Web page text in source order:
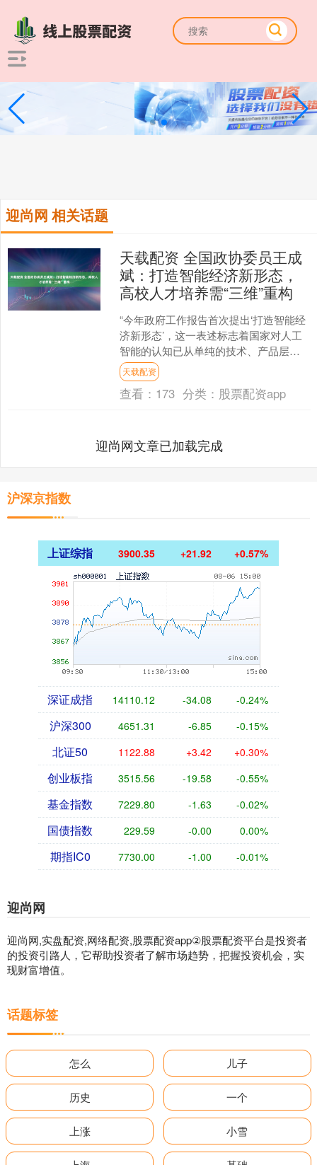
迎尚网 相关话题
天载配资 全国政协委员王成
斌：打造智能经济新形态，
高校人才培养需“三维”重构
“今年政府工作报告首次提出‘打造智能经
济新形态’，这一表述标志着国家对人工
智能的认知已从单纯的技术、产品层
面，跃升至产业链、产业形态乃至整体
经济形态的战略高度。....
天载配资
查看： 173 分类： 股票配资app
迎尚网文章已加载完成
沪深京指数
上证综指 3900.35 +21.92 +0.57%
深证成指 14110.12 -34.08 -0.24%
沪深300 4651.31 -6.85 -0.15%
北证50 1122.88 +3.42 +0.30%
创业板指 3515.56 -19.58 -0.55%
基金指数 7229.80 -1.63 -0.02%
国债指数 229.59 -0.00 0.00%
期指IC0 7730.00 -1.00 -0.01%
迎尚网
迎尚网,实盘配资,网络配资,股票配资app②股票配资平台是投资者
的投资引路人，它帮助投资者了解市场趋势，把握投资机会，实
现财富增值。
话题标签
怎么 儿子
历史 一个
上涨 小雪